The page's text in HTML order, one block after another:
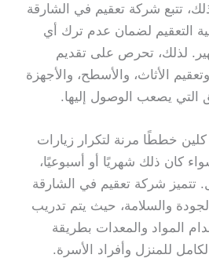
تتبع شركة تعقيم في الشارقة
التعقيم لضمان عدم ترك أي
لذلك، تحرص على تقديم
الأثاث، والأسطح، والأجهزة
التي يصعب الوصول إليها.
خططًا مرنة لتكرار زيارات
كان ذلك شهريًا أو أسبوعيًا،
تتميز شركة تعقيم في الشارقة
الجودة والسلامة، حيث يتم تدريب
المواد والمعدات بطريقة
للمنزل وأفراد الأسرة.